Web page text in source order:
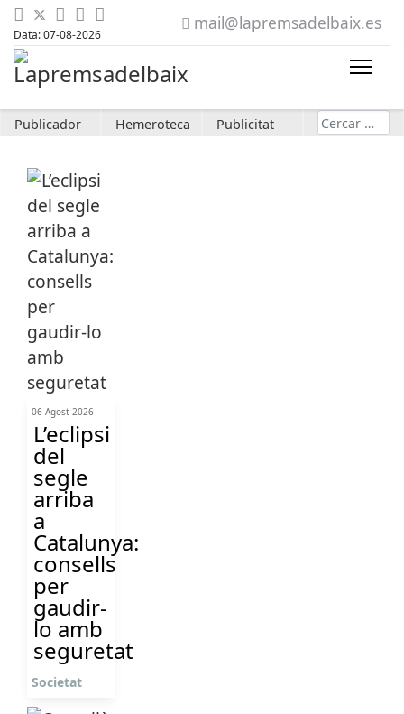
Data: 07-08-2026
mail@lapremsadelbaix.es
Publicador Hemeroteca Publicitat Cerca
06 Agost 2026
L’eclipsi
del
segle
arriba
a
Catalunya:
consells
per
gaudir-
lo amb
seguretat
Societat